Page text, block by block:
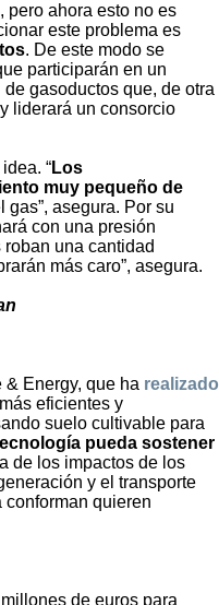
pero ahora esto no es
este problema es
. De este modo se
participarán en un
gasoductos que, de otra
liderará un consorcio
“Los
muy pequeño de
asegura. Por su
con una presión
una cantidad
más caro”, asegura.
Energy, que ha realizado
eficientes y
suelo cultivable para
pueda sostener
de los impactos de los
y el transporte
quieren
de euros para